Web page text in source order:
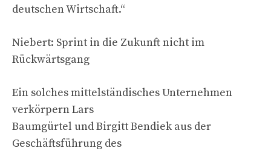
deutschen Wirtschaft.“
Niebert: Sprint in die Zukunft nicht im
Rückwärtsgang
Ein solches mittelständisches Unternehmen
verkörpern Lars
Baumgürtel und Birgitt Bendiek aus der
Geschäftsführung des